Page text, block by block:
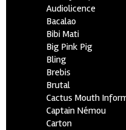
Audiolicence
Bacalao
Bibi Mati
Big Pink Pig
Bling
Brebis
Brutal
Cactus Mouth
Captain Némou
Carton